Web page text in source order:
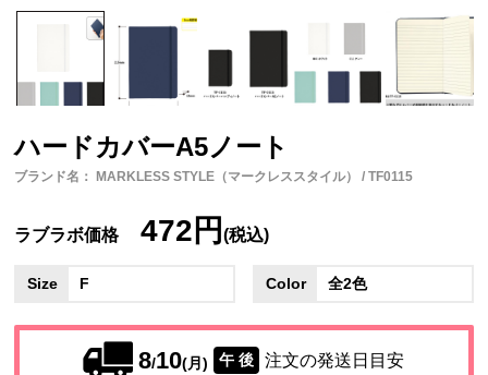
ハードカバーA5ノート
ブランド名： MARKLESS STYLE（マークレススタイル） / TF0115
ラブラボ価格 472円(税込)
Size F Color 全2色
8/10(月) 午 後 注文の発送日目安